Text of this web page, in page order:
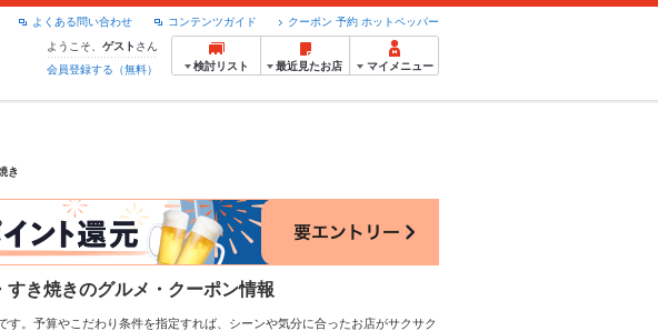
クーポン 予約 ホットペッパー
コンテンツガイド
よくある問い合わせ
ようこそ、 ゲスト さん
会員登録する（無料）
検討リスト 最近見たお店 マイメニュー
き
き焼きのグルメ・クーポン情報
。予算やこだわり条件を指定すれば、シーンや気分に合ったお店がサクサク